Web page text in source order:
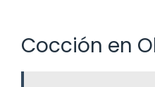
Cocción en